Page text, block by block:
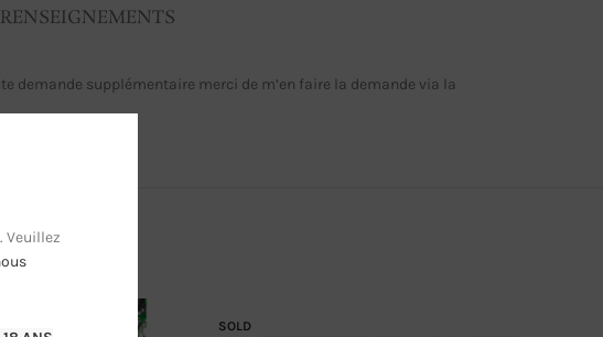
Veuillez
RENSEIGNEMENTS
demande supplémentaire merci de m’en faire la demande via la
SOLD